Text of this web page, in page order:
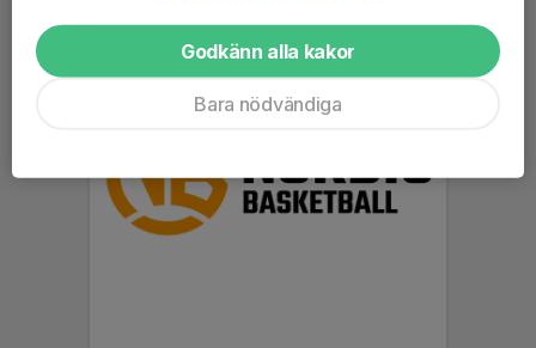
Godkänn alla kakor
Bara nödvändiga